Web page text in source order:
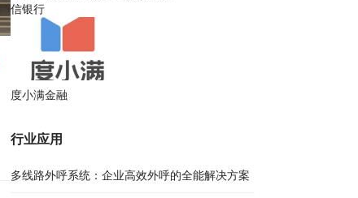
信银行
度小满金融
行业应用
多线路外呼系统：企业高效外呼的全能解决方案​